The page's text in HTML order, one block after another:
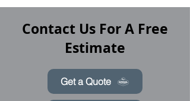
Contact Us For A Free
Estimate
Get a Quote